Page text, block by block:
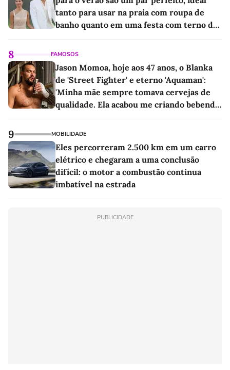
tanto para usar na praia com roupa de
banho quanto em uma festa com terno de
8 FAMOSOS
Jason Momoa, hoje aos 47 anos, o Blanka
de 'Street Fighter' e eterno 'Aquaman':
'Minha mãe sempre tomava cervejas de
qualidade. Ela acabou me criando bebendo
9 MOBILIDADE
Eles percorreram 2.500 km em um carro
elétrico e chegaram a uma conclusão
difícil: o motor a combustão continua
imbatível na estrada
PUBLICIDADE